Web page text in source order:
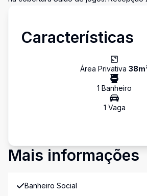
Características
Área Privativa 38
1 Banheiro
1 Vaga
Mais informações
Banheiro Social